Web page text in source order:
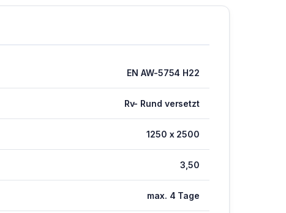
EN AW-5754 H22
Rv- Rund versetzt
1250 x 2500
3,50
max. 4 Tage